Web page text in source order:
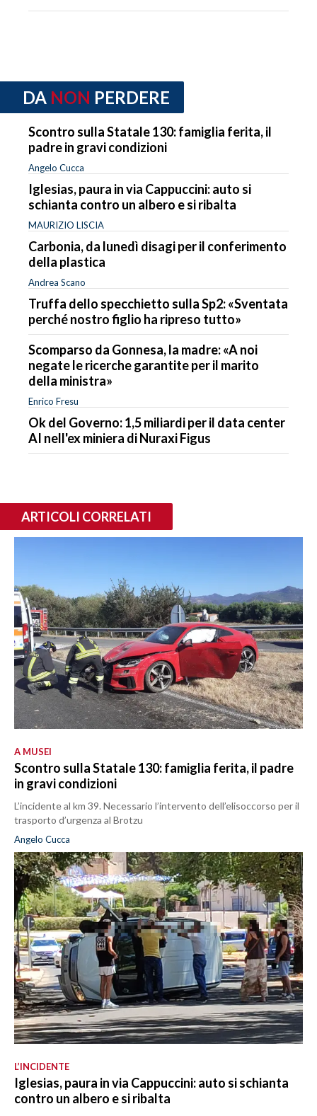
DA NON PERDERE
Scontro sulla Statale 130: famiglia ferita, il
padre in gravi condizioni
Angelo Cucca
Iglesias, paura in via Cappuccini: auto si
schianta contro un albero e si ribalta
MAURIZIO LISCIA
Carbonia, da lunedì disagi per il conferimento
della plastica
Andrea Scano
Truffa dello specchietto sulla Sp2: «Sventata
perché nostro figlio ha ripreso tutto»
Scomparso da Gonnesa, la madre: «A noi
negate le ricerche garantite per il marito
della ministra»
Enrico Fresu
Ok del Governo: 1,5 miliardi per il data center
AI nell'ex miniera di Nuraxi Figus
ARTICOLI CORRELATI
A MUSEI
Scontro sulla Statale 130: famiglia ferita, il padre
in gravi condizioni
L’incidente al km 39. Necessario l’intervento dell’elisoccorso per il
trasporto d’urgenza al Brotzu
Angelo Cucca
L’INCIDENTE
Iglesias, paura in via Cappuccini: auto si schianta
contro un albero e si ribalta